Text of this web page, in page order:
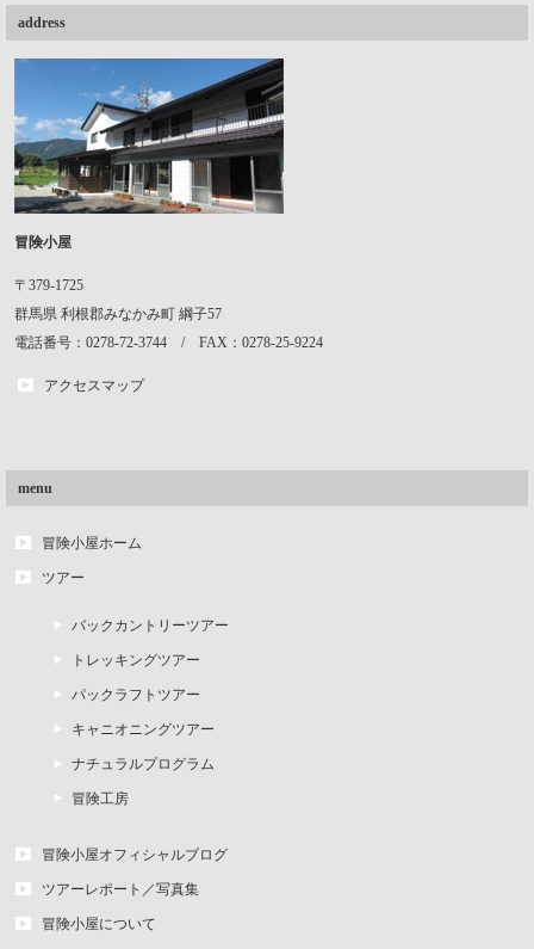
address
冒険小屋
〒379-1725
群馬県 利根郡みなかみ町 綱子57
電話番号：0278-72-3744 / FAX：0278-25-9224
アクセスマップ
menu
冒険小屋ホーム
ツアー
バックカントリーツアー
トレッキングツアー
パックラフトツアー
キャニオニングツアー
ナチュラルプログラム
冒険工房
冒険小屋オフィシャルブログ
ツアーレポート／写真集
冒険小屋について